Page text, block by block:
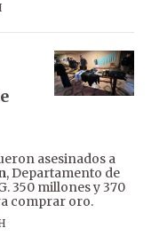
asesinados a
, Departamento de
350 millones y 370
comprar oro.